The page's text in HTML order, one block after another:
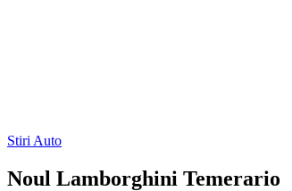
Posted
Stiri Auto
Noul Lamborghini Temerario